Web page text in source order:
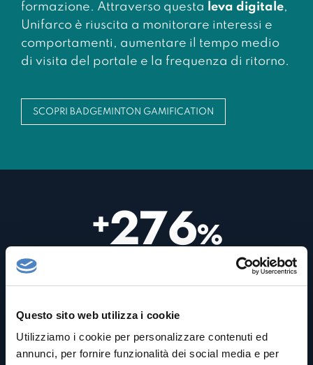
Questo sito web utilizza i cookie
Utilizziamo i cookie per personalizzare contenuti ed
annunci, per fornire funzionalità dei social media e per
formazione. Attraverso questa
leva digitale,
Unifarco è riuscita a monitorare interessi e
comportamenti, aumentare il tempo medio
di visita del portale e la frequenza di ritorno.
SCOPRI BADGEMINTON GAMIFICATION
+276%
al 1° anno di go-live